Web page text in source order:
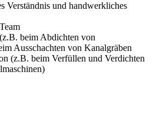
Verständnis und handwerkliches
beim Abdichten von
Ausschachten von Kanalgräben
(z.B. beim Verfüllen und Verdichten